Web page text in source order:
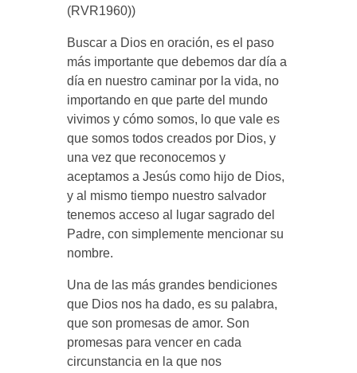
(RVR1960))
Buscar a Dios en oración, es el paso
más importante que debemos dar día a
día en nuestro caminar por la vida, no
importando en que parte del mundo
vivimos y cómo somos, lo que vale es
que somos todos creados por Dios, y
una vez que reconocemos y
aceptamos a Jesús como hijo de Dios,
y al mismo tiempo nuestro salvador
tenemos acceso al lugar sagrado del
Padre, con simplemente mencionar su
nombre.
Una de las más grandes bendiciones
que Dios nos ha dado, es su palabra,
que son promesas de amor. Son
promesas para vencer en cada
circunstancia en la que nos